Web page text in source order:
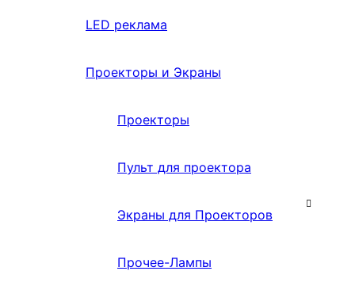
LED реклама
Проекторы и Экраны
Проекторы
Пульт для проектора
Экраны для Проекторов
Прочее-Лампы